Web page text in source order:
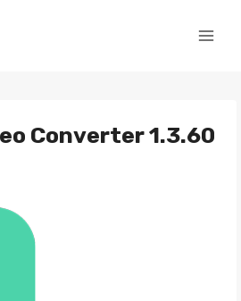
Converter 1.3.60